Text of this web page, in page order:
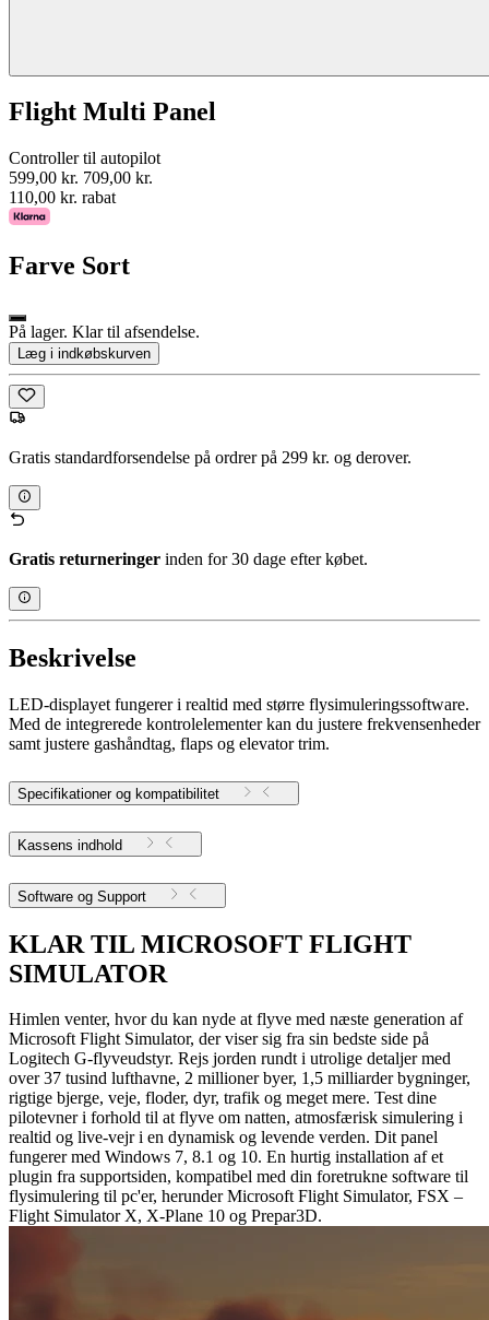
Flight Multi Panel
Controller til autopilot
599,00 kr. 709,00 kr.
110,00 kr. rabat
Farve Sort
På lager. Klar til afsendelse.
Læg i indkøbskurven
Gratis standardforsendelse på ordrer på 299 kr. og derover.
Gratis returneringer inden for 30 dage efter købet.
Beskrivelse
LED-displayet fungerer i realtid med større flysimuleringssoftware.
Med de integrerede kontrolelementer kan du justere frekvensenheder
samt justere gashåndtag, flaps og elevator trim.
Specifikationer og kompatibilitet
Kassens indhold
Software og Support
KLAR TIL MICROSOFT FLIGHT
SIMULATOR
Himlen venter, hvor du kan nyde at flyve med næste generation af
Microsoft Flight Simulator, der viser sig fra sin bedste side på
Logitech G-flyveudstyr. Rejs jorden rundt i utrolige detaljer med
over 37 tusind lufthavne, 2 millioner byer, 1,5 milliarder bygninger,
rigtige bjerge, veje, floder, dyr, trafik og meget mere. Test dine
pilotevner i forhold til at flyve om natten, atmosfærisk simulering i
realtid og live-vejr i en dynamisk og levende verden. Dit panel
fungerer med Windows 7, 8.1 og 10. En hurtig installation af et
plugin fra supportsiden, kompatibel med din foretrukne software til
flysimulering til pc'er, herunder Microsoft Flight Simulator, FSX –
Flight Simulator X, X-Plane 10 og Prepar3D.